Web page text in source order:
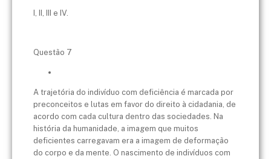
I, II, III e IV.
Questão 7
A trajetória do indivíduo com deficiência é marcada por
preconceitos e lutas em favor do direito à cidadania, de
acordo com cada cultura dentro das sociedades. Na
história da humanidade, a imagem que muitos
deficientes carregavam era a imagem de deformação
do corpo e da mente. O nascimento de indivíduos com